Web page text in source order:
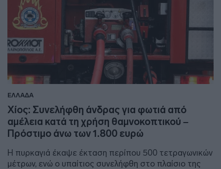
ΕΛΛΑΔΑ
Χίος: Συνελήφθη άνδρας για φωτιά από
αμέλεια κατά τη χρήση θαμνοκοπτικού –
Πρόστιμο άνω των 1.800 ευρώ
Η πυρκαγιά έκαψε έκταση περίπου 500 τετραγωνικών
μέτρων, ενώ ο υπαίτιος συνελήφθη στο πλαίσιο της